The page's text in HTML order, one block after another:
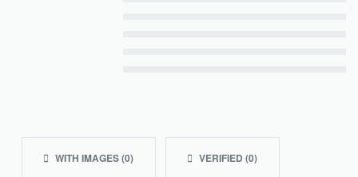
WITH IMAGES (0) VERIFIED (0)